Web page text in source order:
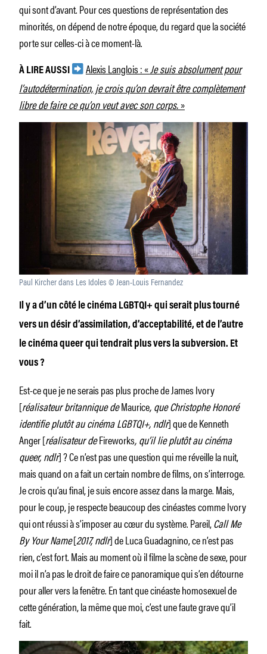
qui sont d’avant. Pour ces questions de représentation des
minorités, on dépend de notre époque, du regard que la société
porte sur celles-ci à ce moment-là.
À LIRE AUSSI Alexis Langlois : «Je suis absolument pour
l’autodétermination, je crois qu’on devrait être complètement
libre de faire ce qu’on veut avec son corps.»
Paul Kircher dans Les Idoles © Jean-Louis Fernandez
Il y a d’un côté le cinéma LGBTQI+ qui serait plus tourné
vers un désir d’assimilation, d’acceptabilité, et de l’autre
le cinéma queer qui tendrait plus vers la subversion. Et
vous ?
Est-ce que je ne serais pas plus proche de James Ivory
[réalisateur britannique deMaurice, que Christophe Honoré
identifie plutôt au cinéma LGBTQI+, ndlr] que de Kenneth
Anger [réalisateur deFireworks, qu’il lie plutôt au cinéma
queer, ndlr] ? Ce n’est pas une question qui me réveille la nuit,
mais quand on a fait un certain nombre de films, on s’interroge.
Je crois qu’au final, je suis encore assez dans la marge. Mais,
pour le coup, je respecte beaucoup des cinéastes comme Ivory
qui ont réussi à s’imposer au cœur du système. Pareil,Call Me
By Your Name[2017, ndlr] de Luca Guadagnino, ce n’est pas
rien, c’est fort. Mais au moment où il filme la scène de sexe, pour
moi il n’a pas le droit de faire ce panoramique qui s’en détourne
pour aller vers la fenêtre. En tant que cinéaste homosexuel de
cette génération, la même que moi, c’est une faute grave qu’il
fait.